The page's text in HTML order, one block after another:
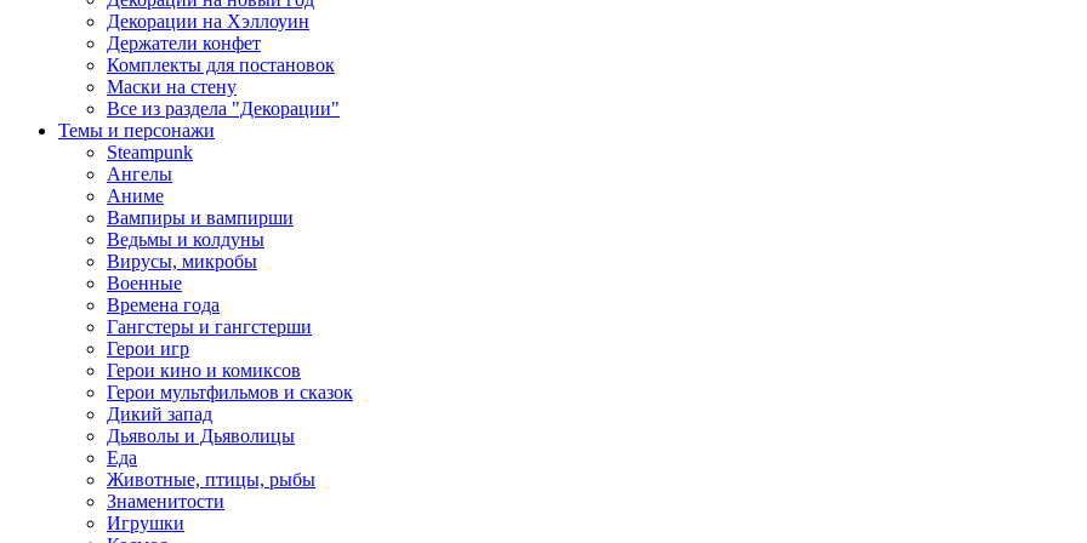
Декорации на Хэллоуин
Держатели конфет
Комплекты для постановок
Маски на стену
Все из раздела "Декорации"
Темы и персонажи
Steampunk
Ангелы
Аниме
Вампиры и вампирши
Ведьмы и колдуны
Вирусы, микробы
Военные
Времена года
Гангстеры и гангстерши
Герои игр
Герои кино и комиксов
Герои мультфильмов и сказок
Дикий запад
Дьяволы и Дьяволицы
Еда
Животные, птицы, рыбы
Знаменитости
Игрушки